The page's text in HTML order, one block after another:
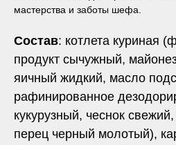
мастерства и заботы шефа.
Состав: котлета куриная
продукт сычужный,
яичный жидкий, масло
рафинированное
кукурузный, чеснок
перец черный молотый),